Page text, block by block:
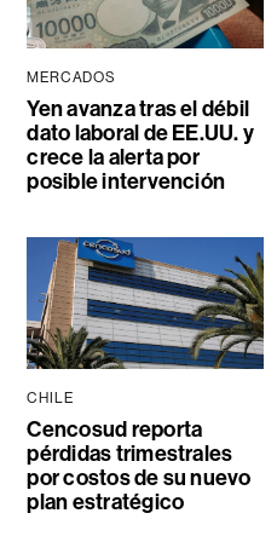
MERCADOS
Yen avanza tras el débil
dato laboral de EE.UU. y
crece la alerta por
posible intervención
CHILE
Cencosud reporta
pérdidas trimestrales
por costos de su nuevo
plan estratégico